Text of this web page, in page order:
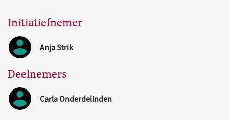
Initiatiefnemer
Anja Strik
Deelnemers
Carla Onderdelinden